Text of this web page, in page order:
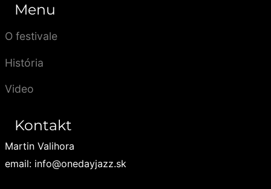
Menu
O festivale
História
Video
Kontakt
Martin Valihora
email: info@onedayjazz.sk